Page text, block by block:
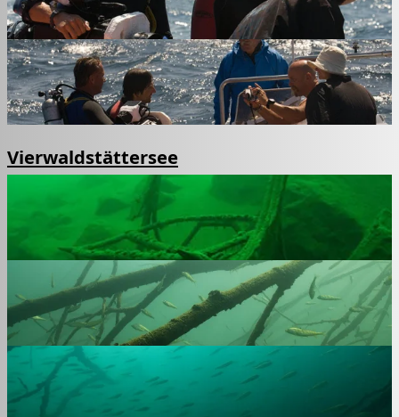
Vierwaldstättersee